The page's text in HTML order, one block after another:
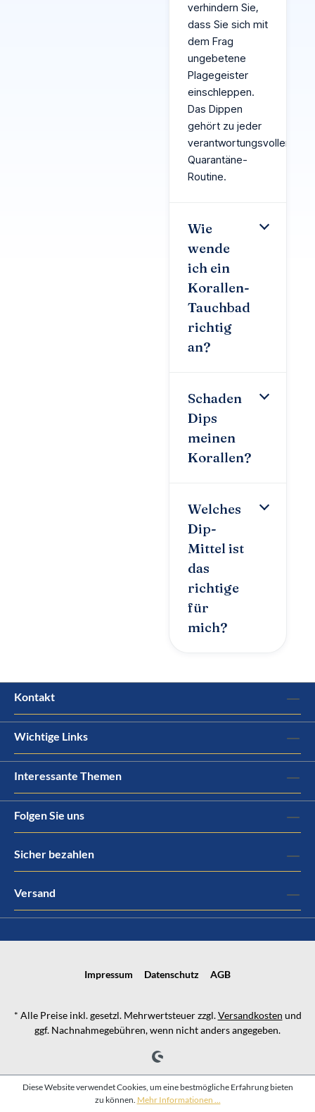
verhindern Sie,
dass Sie sich mit
dem Frag
ungebetene
Plagegeister
einschleppen.
Das Dippen
gehört zu jeder
verantwortungsvollen
Quarantäne-
Routine.
Wie
wende
ich ein
Korallen-
Tauchbad
richtig
an?
Schaden
Dips
meinen
Korallen?
Welches
Dip-
Mittel ist
das
richtige
für
mich?
Kontakt
Wichtige Links
Interessante Themen
Folgen Sie uns
Sicher bezahlen
Versand
Impressum Datenschutz AGB
* Alle Preise inkl. gesetzl. Mehrwertsteuer zzgl.Versandkosten und
ggf. Nachnahmegebühren, wenn nicht anders angegeben.
Diese Website verwendet Cookies, um eine bestmögliche Erfahrung bieten
zu können. Mehr Informationen ...